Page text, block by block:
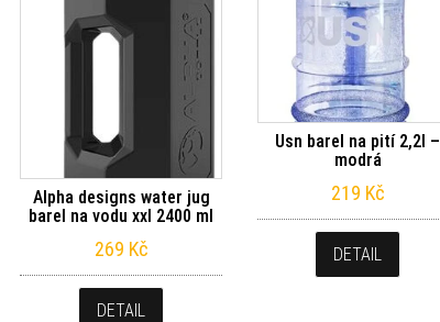
Alpha designs water jug
barel na vodu xxl 2400 ml
269 Kč
DETAIL
Usn barel na pití 2,2l –
modrá
219 Kč
DETAIL